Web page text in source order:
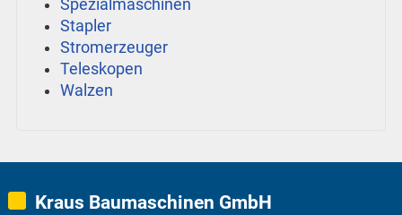
Spezialmaschinen
Stapler
Stromerzeuger
Teleskopen
Walzen
Kraus Baumaschinen GmbH